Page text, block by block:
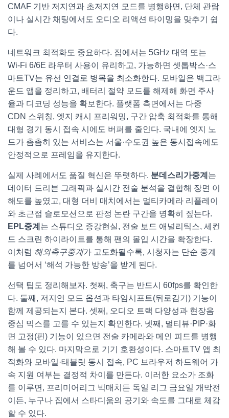
CMAF 기반 저지연과 초저지연 모드를 병행하면, 단체 관람
이나 실시간 채팅에서도 오디오 리액션 타이밍을 맞추기 쉽
다.
네트워크 최적화도 중요하다. 집에서는 5GHz 대역 또는
Wi‑Fi 6/6E 라우터 사용이 유리하고, 가능하면 셋톱박스·스
마트TV는 유선 연결로 병목을 최소화한다. 모바일은 백그라
운드 앱을 정리하고, 배터리 절약 모드를 해제해 화면 주사
율과 디코딩 성능을 확보한다. 플랫폼 측면에서는 다중
CDN 스위칭, 엣지 캐시 프리워밍, 구간 압축 최적화를 통해
대형 경기 동시 접속 시에도 버퍼를 줄인다. 국내에 엣지 노
드가 촘촘히 있는 서비스는 서울·수도권 높은 동시접속에도
안정적으로 프레임을 유지한다.
실제 사례에서도 품질 혁신은 뚜렷하다. 분데스리가중계 는
데이터 드리븐 그래픽과 실시간 전술 분석을 결합해 장면 이
해도를 높였고, 대형 더비 매치에서는 멀티카메라 리플레이
와 초근접 슬로모션으로 판정 논란 구간을 명확히 짚는다.
EPL중계 는 스튜디오 증강현실, 전술 보드 애널리틱스, 세컨
드 스크린 하이라이트를 통해 팬의 몰입 시간을 확장한다.
이처럼 해외축구중계가 고도화될수록, 시청자는 단순 중계
를 넘어서 ‘해석 가능한 방송’을 받게 된다.
선택 팁도 정리해보자. 첫째, 축구는 반드시 60fps를 확인한
다. 둘째, 저지연 모드 옵션과 타임시프트(뒤로감기) 기능이
함께 제공되는지 본다. 셋째, 오디오 트랙 다양성과 현장음
중심 믹스를 고를 수 있는지 확인한다. 넷째, 멀티뷰·PIP·화
면 고정(핀) 기능이 있으면 전술 카메라와 메인 피드를 병행
해 볼 수 있다. 마지막으로 기기 호환성이다. 스마트TV 앱 최
적화와 모바일·태블릿 동시 접속, PC 브라우저 하드웨어 가
속 지원 여부는 결정적 차이를 만든다. 이러한 요소가 조화
를 이루면, 프리미어리그 빅매치든 독일 리그 금요일 개막전
이든, 누구나 집에서 스타디움의 공기와 속도를 그대로 체감
할 수 있다.